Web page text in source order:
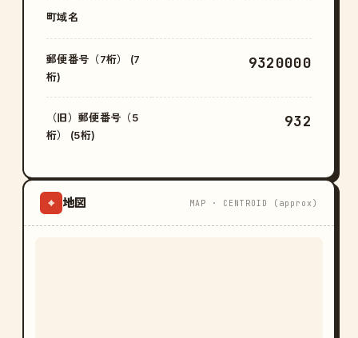
町域名
郵便番号（7桁） (7
桁)
9320000
（旧）郵便番号（5
桁） (5桁)
932
⌖ 地図 MAP · CENTROID (approx)